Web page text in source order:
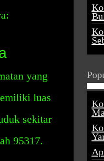
yang
luas
sekitar
95317.